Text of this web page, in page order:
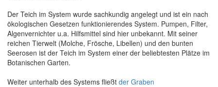
Der Teich im System wurde sachkundig angelegt und ist ein nach
ökologischen Gesetzen funktionierendes System. Pumpen, Filter,
Algenvernichter u.a. Hilfsmittel sind hier unbekannt. Mit seiner
reichen Tierwelt (Molche, Frösche, Libellen) und den bunten
Seerosen ist der Teich im System einer der beliebtesten Plätze im
Botanischen Garten.
Weiter unterhalb des Systems fließt der Graben